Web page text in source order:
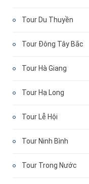
Tour Du Thuyền
Tour Đông Tây Bắc
Tour Hà Giang
Tour Hạ Long
Tour Lễ Hội
Tour Ninh Bình
Tour Trong Nước